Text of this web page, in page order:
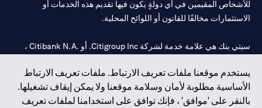
يستخدم موقعنا ملفات تعريف الارتباط. ملفات تعريف الارتباط
الأساسية مطلوبة لأمان وسلامة موقعنا ولا يمكن إيقاف تشغيلها.
بالنقر على 'موافق' ، فإنك توافق على استخدامنا لملفات تعريف
للأشخاص المقيمين في أي دولةٍ يكون فيها تقديم هذه الخدمات أو
الاستثمارات مخالفًا للقانون أو اللوائح المحلية.
سيتي بنك هي علامة خدمة لشركة Citigroup Inc. أو .Citibank N.A ،
سيتي بنك إن. إيه. الإمارات مسجل لدى مصرف الإمارات المركزي تحت
أرقام التراخيص 202563 لفرع الوصل في دبي، 531989 لفرع مول